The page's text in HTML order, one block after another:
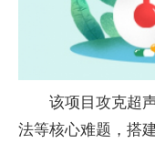
该项目攻克超
法等核心难题，搭